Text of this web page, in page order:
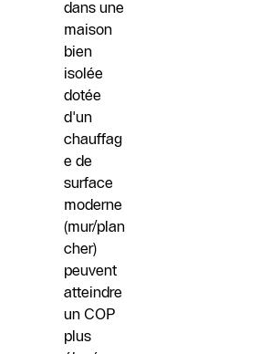
dans une
maison
bien
isolée
dotée
d'un
chauffag
e de
surface
moderne
(mur/plan
cher)
peuvent
atteindre
un COP
plus